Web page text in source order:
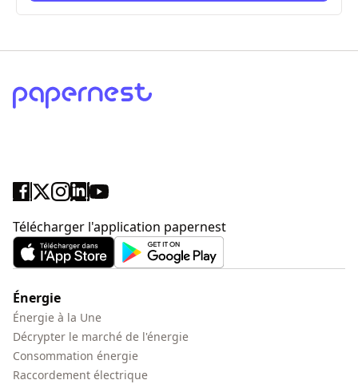
Télécharger l'application papernest
Énergie
Énergie à la Une
Décrypter le marché de l'énergie
Consommation énergie
Raccordement électrique